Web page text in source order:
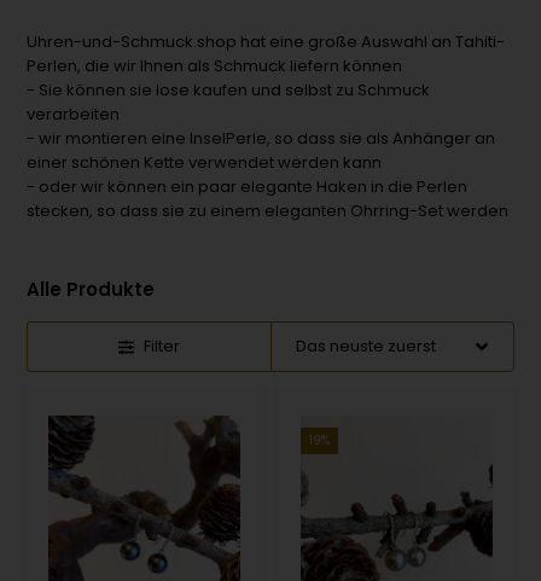
Uhren-und-Schmuck.shop hat eine große Auswahl an Tahiti-
Perlen, die wir Ihnen als Schmuck liefern können
- Sie können sie lose kaufen und selbst zu Schmuck
verarbeiten
- wir montieren eine InselPerle, so dass sie als Anhänger an
einer schönen Kette verwendet werden kann
- oder wir können ein paar elegante Haken in die Perlen
stecken, so dass sie zu einem eleganten Ohrring-Set werden
Alle Produkte
Filter
19%